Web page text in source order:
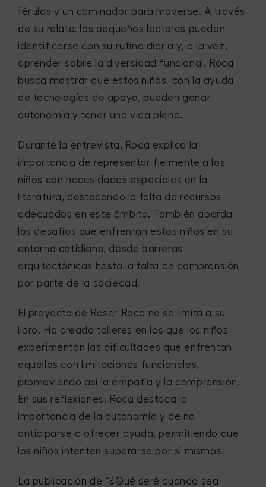
férulas y un caminador para moverse. A través
de su relato, los pequeños lectores pueden
identificarse con su rutina diaria y, a la vez,
aprender sobre la diversidad funcional. Roca
busca mostrar que estos niños, con la ayuda
de tecnologías de apoyo, pueden ganar
autonomía y tener una vida plena.
Durante la entrevista, Roca explica la
importancia de representar fielmente a los
niños con necesidades especiales en la
literatura, destacando la falta de recursos
adecuados en este ámbito. También aborda
los desafíos que enfrentan estos niños en su
entorno cotidiano, desde barreras
arquitectónicas hasta la falta de comprensión
por parte de la sociedad.
El proyecto de Roser Roca no se limita a su
libro. Ha creado talleres en los que los niños
experimentan las dificultades que enfrentan
aquellos con limitaciones funcionales,
promoviendo así la empatía y la comprensión.
En sus reflexiones, Roca destaca la
importancia de la autonomía y de no
anticiparse a ofrecer ayuda, permitiendo que
los niños intenten superarse por sí mismos.
La publicación de “¿Qué seré cuando sea